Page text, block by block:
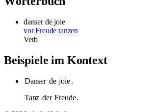
danser de joie
vor Freude tanzen
Verb
Beispiele im Kontext
Danser de joie .
Tanz der Freude.